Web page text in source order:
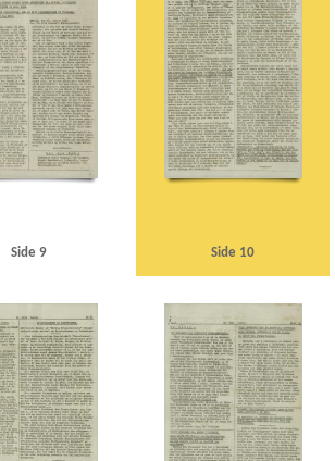
O
Paludan-Müller, Svend, oberst
Prag Q Quisling, Vidkun R
Radiohuset
Victor Borge
Ruhrdistriktet
Sigrid Schalburgkorpset Schalburgtage
Seraphis, oberst
Sovjetunionen
Statens Udvandringskontor
Telander, redaktør Thune Jacobsen, Eigil, politiker
Tokio
V V2, våben Vestfronten
Vor Frue Kirke, Kbh.
Zorvas, general Ægypten
Ø
Side 9 Side 10